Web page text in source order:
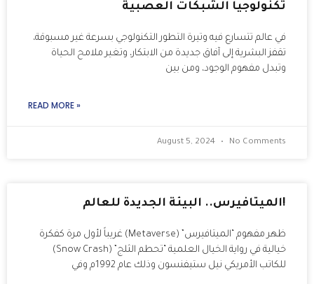
تكنولوجيا الشبكات العصبية
في عالم تتسارع فيه وتيرة التطور التكنولوجي بسرعة غير مسبوقة،
تقفز البشرية إلى آفاق جديدة من الابتكار، وتغير ملامح الحياة
وتبدل مفهوم الوجود، ومن بين
READ MORE »
August 5, 2024 No Comments
!الميتافيرس.. البيئة الجديدة للعالم
ظهر مفهوم “الميتافيرس” (Metaverse) غريباً لأول مرة كفكرة
خيالية في رواية الخيال العلمية “تحطم الثلج” (Snow Crash)
للكاتب الأمريكي نيل ستيفنسون وذلك عام 1992م وفي